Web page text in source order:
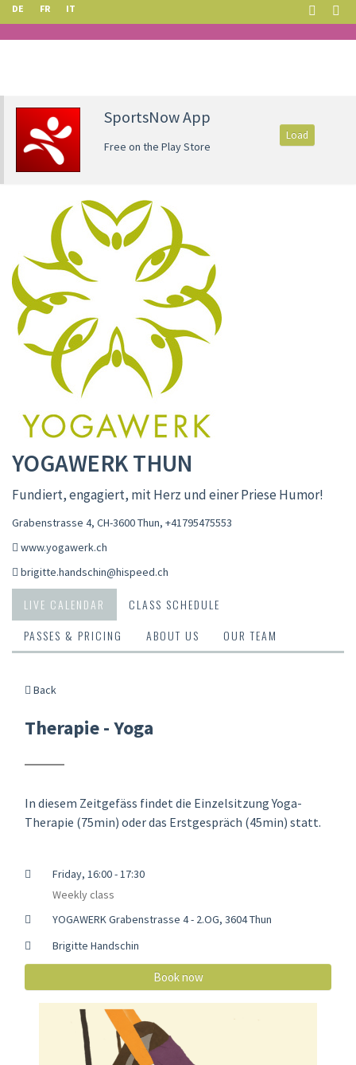
DE FR IT
SportsNow App
Free on the Play Store
Load
YOGAWERK THUN
Fundiert, engagiert, mit Herz und einer Priese Humor!
Grabenstrasse 4, CH-3600 Thun, +41795475553
www.yogawerk.ch
brigitte.handschin@hispeed.ch
LIVE CALENDAR
CLASS SCHEDULE
PASSES & PRICING
ABOUT US OUR TEAM
Back
Therapie - Yoga
In diesem Zeitgefäss findet die Einzelsitzung Yoga-
Therapie (75min) oder das Erstgespräch (45min) statt.
Friday, 16:00 - 17:30
Weekly class
YOGAWERK Grabenstrasse 4 - 2.OG, 3604 Thun
Brigitte Handschin
Book now